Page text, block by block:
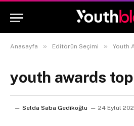
Anasayfa » Editörün Seçimi » Youth
youth awards
Selda Saba Gedikoğlu 24 Eylül